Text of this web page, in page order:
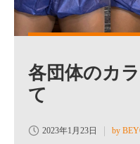
各団体のカ
て
2023年1月23日
by